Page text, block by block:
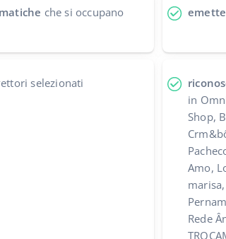
che si occupano
selezionati
in
Shop,
Amo,
Rede